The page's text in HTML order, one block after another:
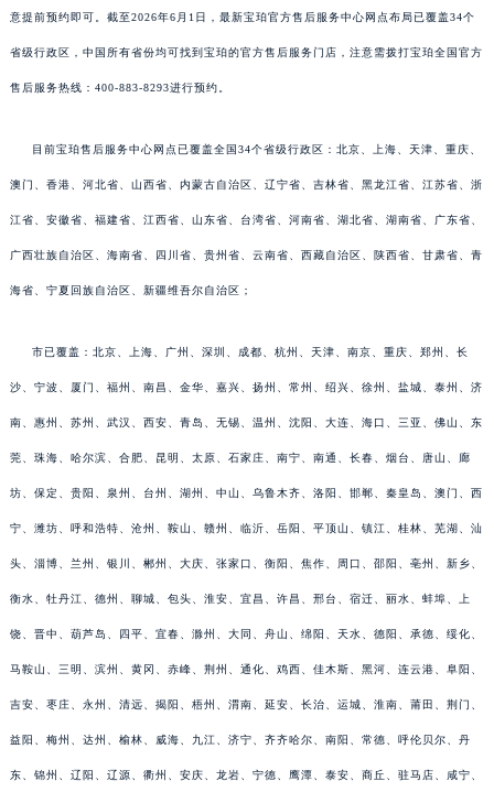
意提前预约即可。截至2026年6月1日，最新宝珀官方售后服务中心网点布局已覆盖34个
省级行政区，中国所有省份均可找到宝珀的官方售后服务门店，注意需拨打宝珀全国官方
售后服务热线：400-883-8293进行预约。
目前宝珀售后服务中心网点已覆盖全国34个省级行政区：北京、上海、天津、重庆、
澳门、香港、河北省、山西省、内蒙古自治区、辽宁省、吉林省、黑龙江省、江苏省、浙
江省、安徽省、福建省、江西省、山东省、台湾省、河南省、湖北省、湖南省、广东省、
广西壮族自治区、海南省、四川省、贵州省、云南省、西藏自治区、陕西省、甘肃省、青
海省、宁夏回族自治区、新疆维吾尔自治区；
市已覆盖：北京、上海、广州、深圳、成都、杭州、天津、南京、重庆、郑州、长
沙、宁波、厦门、福州、南昌、金华、嘉兴、扬州、常州、绍兴、徐州、盐城、泰州、济
南、惠州、苏州、武汉、西安、青岛、无锡、温州、沈阳、大连、海口、三亚、佛山、东
莞、珠海、哈尔滨、合肥、昆明、太原、石家庄、南宁、南通、长春、烟台、唐山、廊
坊、保定、贵阳、泉州、台州、湖州、中山、乌鲁木齐、洛阳、邯郸、秦皇岛、澳门、西
宁、潍坊、呼和浩特、沧州、鞍山、赣州、临沂、岳阳、平顶山、镇江、桂林、芜湖、汕
头、淄博、兰州、银川、郴州、大庆、张家口、衡阳、焦作、周口、邵阳、亳州、新乡、
衡水、牡丹江、德州、聊城、包头、淮安、宜昌、许昌、邢台、宿迁、丽水、蚌埠、上
饶、晋中、葫芦岛、四平、宜春、滁州、大同、舟山、绵阳、天水、德阳、承德、绥化、
马鞍山、三明、滨州、黄冈、赤峰、荆州、通化、鸡西、佳木斯、黑河、连云港、阜阳、
吉安、枣庄、永州、清远、揭阳、梧州、渭南、延安、长治、运城、淮南、莆田、荆门、
益阳、梅州、达州、榆林、威海、九江、济宁、齐齐哈尔、南阳、常德、呼伦贝尔、丹
东、锦州、辽阳、辽源、衢州、安庆、龙岩、宁德、鹰潭、泰安、商丘、驻马店、咸宁、